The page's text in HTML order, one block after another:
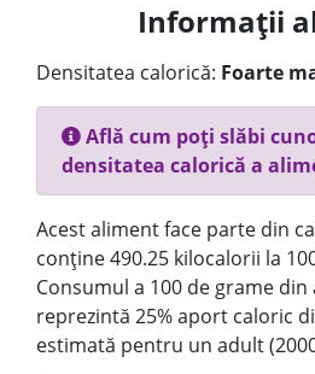
Informații
Densitatea calorică: Foarte
Află cum poți slăbi
densitatea calorică a
Acest aliment face parte din
conține 490.25 kilocalorii la
Consumul a 100 de grame
reprezintă 25% aport caloric
estimată pentru un adult